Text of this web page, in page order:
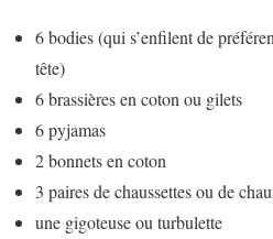
6 bodies (qui s’enfilent de
tête)
6 brassières en coton ou gilets
6 pyjamas
2 bonnets en coton
3 paires de chaussettes ou de
une gigoteuse ou turbulette